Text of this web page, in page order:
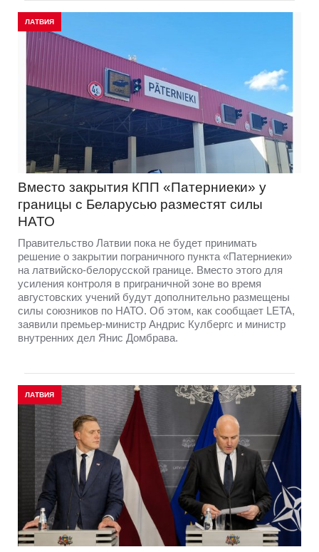
ЛАТВИЯ
Вместо закрытия КПП «Патерниеки» у
границы с Беларусью разместят силы
НАТО
Правительство Латвии пока не будет принимать
решение о закрытии пограничного пункта «Патерниеки»
на латвийско-белорусской границе. Вместо этого для
усиления контроля в приграничной зоне во время
августовских учений будут дополнительно размещены
силы союзников по НАТО. Об этом, как сообщает LETA,
заявили премьер-министр Андрис Кулбергс и министр
внутренних дел Янис Домбрава.
ЛАТВИЯ